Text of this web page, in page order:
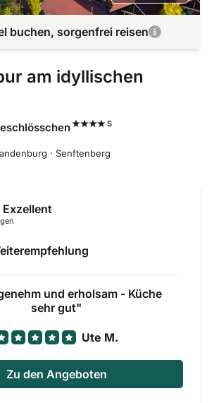
buchen, sorgenfrei reisen
am idyllischen
S
· Senftenberg
Exzellent
und erholsam - Küche
sehr gut
Ute M.
Zu den Angeboten